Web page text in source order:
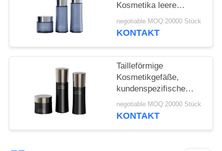
Kosmetika leere
Flasche Großhandel
Wasserlotion Creme
maßgeschneidert
negotiable MOQ:20000 Stück
KONTAKT
Tailleförmige
Kosmetikgefäße,
kundenspezifische
undurchsichtige PETG-
Flaschen,
negotiable MOQ:20000 Stück
KONTAKT